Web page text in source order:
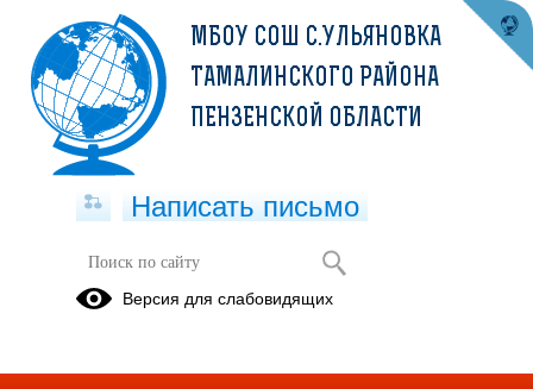
Публикации за 02.12.2025
Меню на 02.12.2025
МБОУ СОШ С.УЛЬЯНОВКА
ТАМАЛИНСКОГО РАЙОНА
ПЕНЗЕНСКОЙ ОБЛАСТИ
Написать письмо
Версия для слабовидящих